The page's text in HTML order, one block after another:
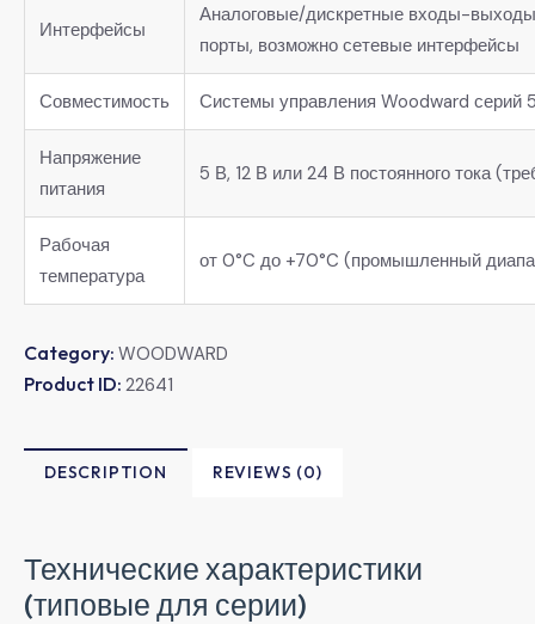
Интерфейсы
Аналоговые/дискретные входы-
порты, возможно сетевые интерфейсы
Совместимость Системы управления Woodward
Напряжение
питания
5 В, 12 В или 24 В постоянного тока
Рабочая
температура
от 0°C до +70°C (промышленный
Category: WOODWARD
Product ID: 22641
DESCRIPTION REVIEWS (0)
Технические характеристики
(типовые для серии)